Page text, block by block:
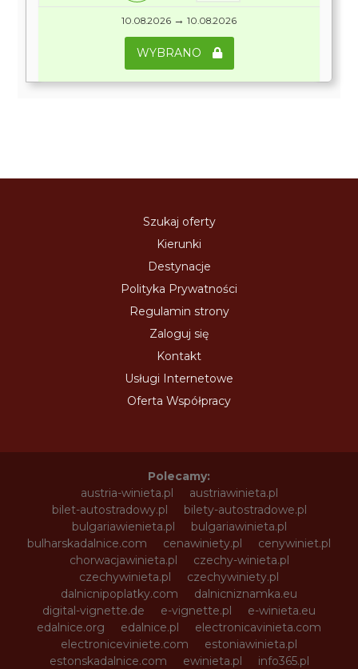
10.08.2026 → 10.08.2026
WYBRANO
Szukaj oferty
Kierunki
Destynacje
Polityka Prywatności
Regulamin strony
Zaloguj się
Kontakt
Usługi Internetowe
Oferta Współpracy
Polecamy:
austria-winieta.pl
austriawinieta.pl
bilet-autostradowy.pl
bilety-autostradowe.pl
bulgariawienieta.pl
bulgariawinieta.pl
bulharskadalnice.com
cenawiniety.pl
cenywiniet.pl
chorwacjawinieta.pl
czechy-winieta.pl
czechywinieta.pl
czechywiniety.pl
dalnicnipoplatky.com
dalnicniznamka.eu
digital-vignette.de
e-vignette.pl
e-winieta.eu
edalnice.org
edalnice.pl
electronicavinieta.com
electroniceviniete.com
estoniawinieta.pl
estonskadalnice.com
ewinieta.pl
info365.pl